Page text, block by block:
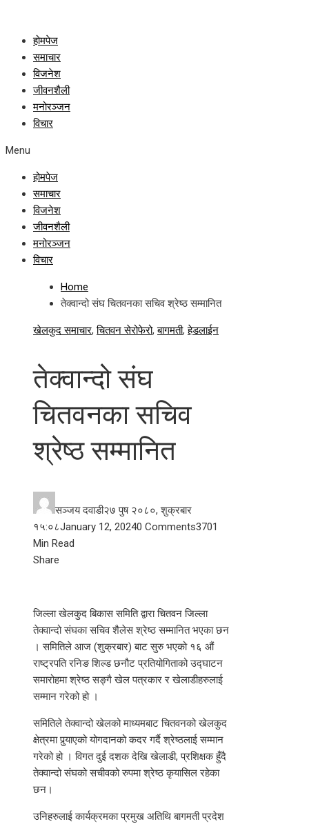
होमपेज
समाचार
विजनेश
जीवनशैली
मनोरञ्जन
विचार
Menu
होमपेज
समाचार
विजनेश
जीवनशैली
मनोरञ्जन
विचार
Home
तेक्वान्दो संघ चितवनका सचिव श्रेष्ठ सम्मानित
खेलकुद समाचार,चितवन सेरोफेरो,बागमती,हेडलाईन
तेक्वान्दो संघ
चितवनका सचिव
श्रेष्ठ सम्मानित
सञ्जय दवाडी२७ पुष २०८०, शुक्रबार
१५:०८January 12, 20240 Comments3701
Min Read
Facebook
Twitter
LinkedIn
Pinterest
Stumbleupon
Email
Share
जिल्ला खेलकुद बिकास समिति द्वारा चितवन जिल्ला
तेक्वान्दो संघका सचिव शैलेस श्रेष्ठ सम्मानित भएका छन
। समितिले आज (शुक्रबार) बाट सुरु भएको १६ औं
राष्ट्रपति रनिङ शिल्ड छनौट प्रतियोगिताको उद्घाटन
समारोहमा श्रेष्ठ सङ्गै खेल पत्रकार र खेलाडीहरुलाई
सम्मान गरेको हो ।
समितिले तेक्वान्दो खेलको माध्यमबाट चितवनको खेलकुद
क्षेत्रमा पुर्‍याएको योगदानको कदर गर्दै श्रेष्ठलाई सम्मान
गरेको हो । विगत दुई दशक देखि खेलाडी, प्रशिक्षक हुँदै
तेक्वान्दो संघको सचीवको रुपमा श्रेष्ठ कृयासिल रहेका
छन।
उनिहरुलाई कार्यक्रमका प्रमुख अतिथि बागमती प्रदेश